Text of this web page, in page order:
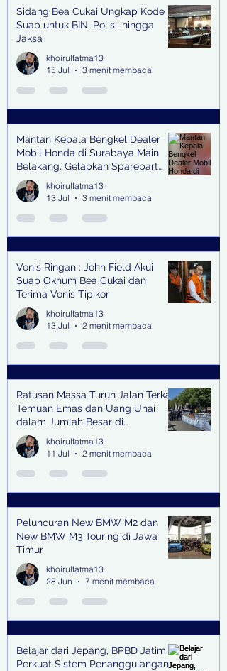
Sidang Bea Cukai Ungkap Kode
Suap untuk BIN, Polisi, hingga
Jaksa
khoirulfatma13
15 Jul
3 menit membaca
Mantan Kepala Bengkel Dealer
Mobil Honda di Surabaya Main
Belakang, Gelapkan Sparepart
Senilai Rp 1,9 Miliar
khoirulfatma13
13 Jul
3 menit membaca
Vonis Ringan : John Field Akui
Suap Oknum Bea Cukai dan
Terima Vonis Tipikor
khoirulfatma13
13 Jul
2 menit membaca
Ratusan Massa Turun Jalan Terkait
Temuan Emas dan Uang Unai
dalam Jumlah Besar di
Lingkungan Jampidsus Kejaksaan
Agung RI di Jakarta
khoirulfatma13
11 Jul
2 menit membaca
Peluncuran New BMW M2 dan
New BMW M3 Touring di Jawa
Timur
khoirulfatma13
28 Jun
7 menit membaca
Belajar dari Jepang, BPBD Jatim
Perkuat Sistem Penanggulangan